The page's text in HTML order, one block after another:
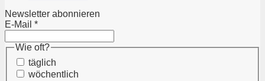
Newsletter abonnieren
E-Mail *
Wie oft?
täglich
wöchentlich